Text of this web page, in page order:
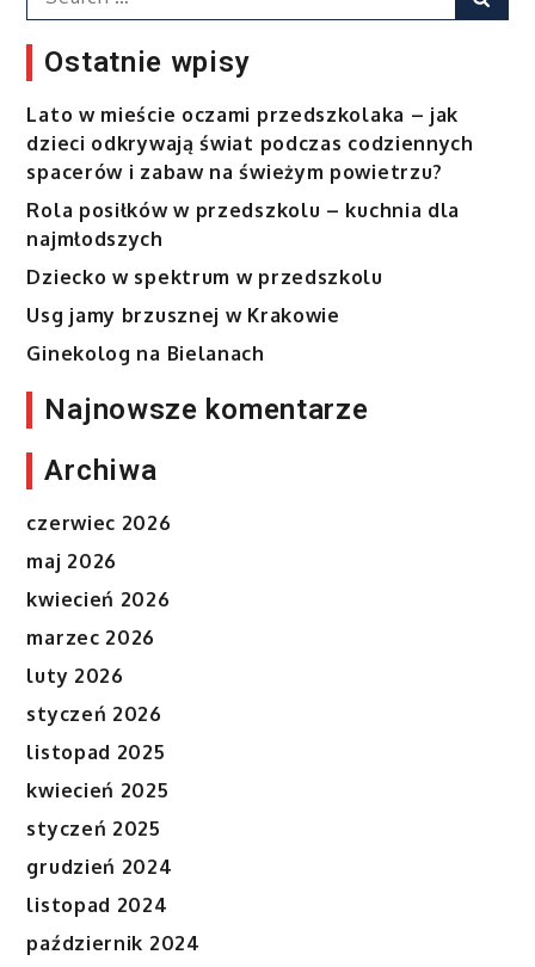
for:
Ostatnie wpisy
Lato w mieście oczami przedszkolaka – jak
dzieci odkrywają świat podczas codziennych
spacerów i zabaw na świeżym powietrzu?
Rola posiłków w przedszkolu – kuchnia dla
najmłodszych
Dziecko w spektrum w przedszkolu
Usg jamy brzusznej w Krakowie
Ginekolog na Bielanach
Najnowsze komentarze
Archiwa
czerwiec 2026
maj 2026
kwiecień 2026
marzec 2026
luty 2026
styczeń 2026
listopad 2025
kwiecień 2025
styczeń 2025
grudzień 2024
listopad 2024
październik 2024